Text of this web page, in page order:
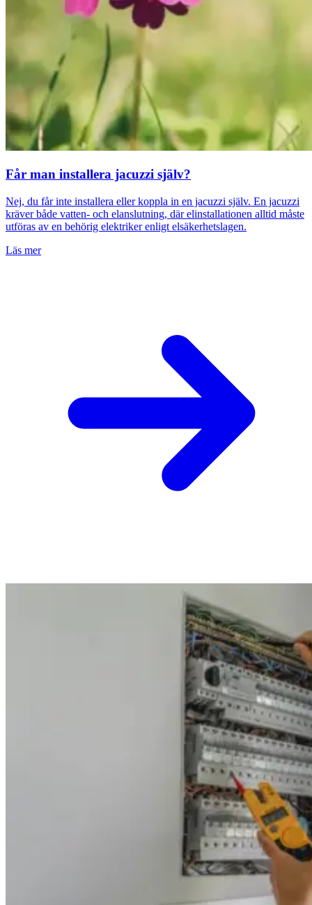
Får man installera jacuzzi själv?
Nej, du får inte installera eller koppla in en jacuzzi själv. En jacuzzi
kräver både vatten- och elanslutning, där elinstallationen alltid måste
utföras av en behörig elektriker enligt elsäkerhetslagen.
Läs mer